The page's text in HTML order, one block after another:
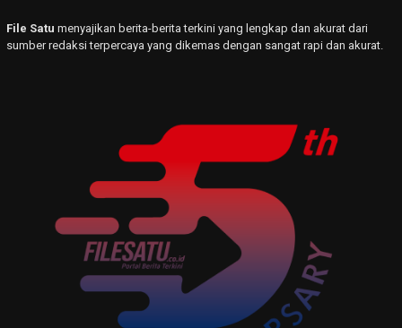
File Satu menyajikan berita-berita terkini yang lengkap dan akurat dari
sumber redaksi terpercaya yang dikemas dengan sangat rapi dan akurat.